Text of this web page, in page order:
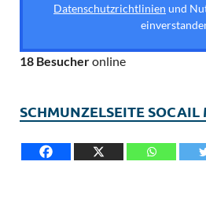
Datenschutzrichtlinien und
18 Besucheronline
SCHMUNZELSEITE SOCAIL